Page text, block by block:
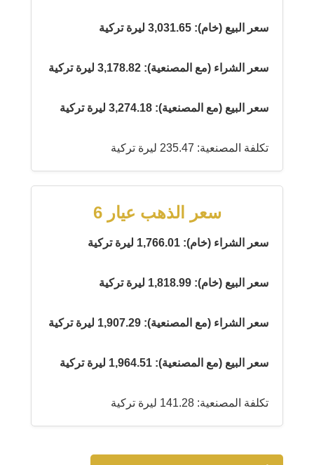
سعر البيع (خام): 3,031.65 ليرة تركية
سعر الشراء (مع المصنعية): 3,178.82 ليرة تركية
سعر البيع (مع المصنعية): 3,274.18 ليرة تركية
تكلفة المصنعية: 235.47 ليرة تركية
سعر الذهب عيار 6
سعر الشراء (خام): 1,766.01 ليرة تركية
سعر البيع (خام): 1,818.99 ليرة تركية
سعر الشراء (مع المصنعية): 1,907.29 ليرة تركية
سعر البيع (مع المصنعية): 1,964.51 ليرة تركية
تكلفة المصنعية: 141.28 ليرة تركية